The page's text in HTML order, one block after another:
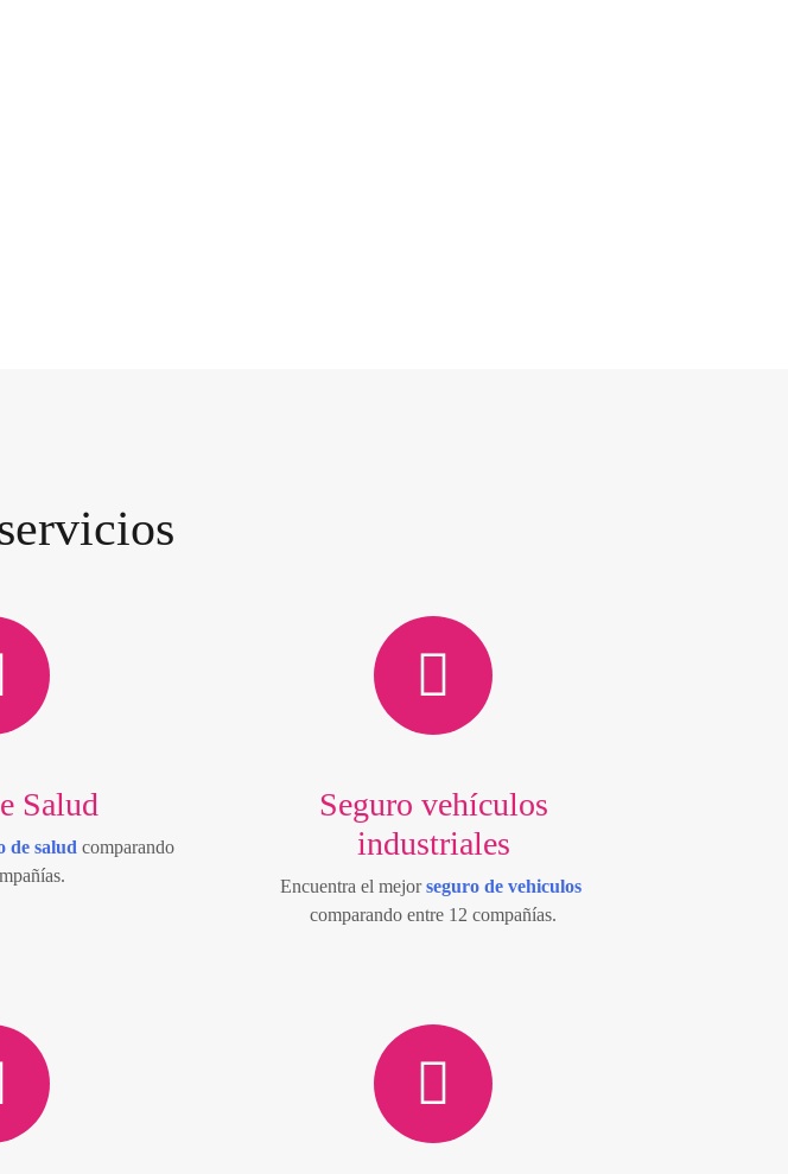
Salud
de salud comparando
Seguro vehículos
industriales
Encuentra el mejorseguro de vehiculos
comparando entre 12 compañías.